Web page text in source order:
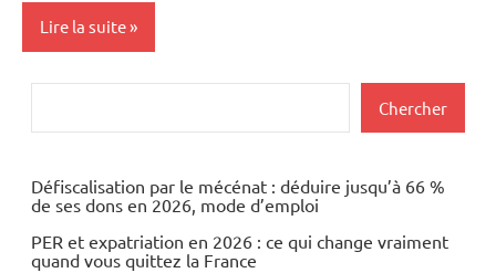
Lire la suite
Aéronautique
Armement
Chercher
Défiscalisation par le mécénat : déduire jusqu’à 66 %
de ses dons en 2026, mode d’emploi
PER et expatriation en 2026 : ce qui change vraiment
quand vous quittez la France